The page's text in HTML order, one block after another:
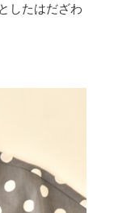
したはだざわ